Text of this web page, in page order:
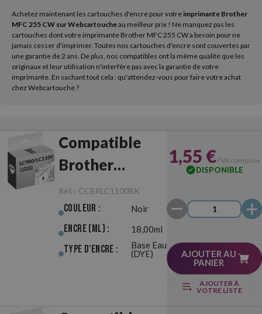
Achetez maintenant les cartouches d'encre pour votre imprimante Brother
MFC 255 CW surWebcartoucheau meilleur prix ! Ne manquez pas les
cartouches dont votre imprimante Brother MFC 255 CW a besoin pour ne
jamais cesser d'imprimer. Toutes nos cartouches d'encre sont couvertes par
une garantie de 2 ans. De plus, nos compatibles ont la même qualité que les
originaux et leur utilisation n'interfère pas avec la garantie de votre
imprimante. En sachant tout cela : qu'attendez-vous pour faire votre achat
chez Webcartouche ?
Compatible
Brother
LC980/LC1100
Noir
Réf. : CCBRLC1100BK
Couleur : Noir
Encre (ml) : 18,00ml
Type d'Encre :
Base Eau
(DYE)
1,55 €TVA comprise
DISPONIBLE
AJOUTER AU
PANIER
AJOUTER À
VOTRE LISTE